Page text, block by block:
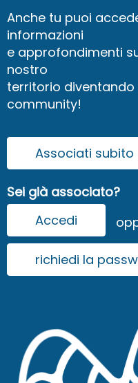
Anche tu puoi
informazioni
e approfondimenti
nostro
territorio
community!
Associati subito
Sei già associato?
Accedi
richiedi la